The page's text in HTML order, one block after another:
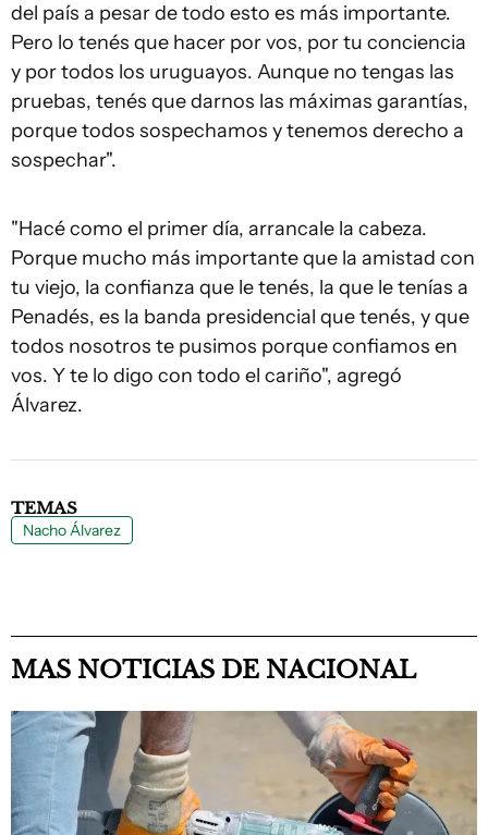
del país a pesar de todo esto es más importante.
Pero lo tenés que hacer por vos, por tu conciencia
y por todos los uruguayos. Aunque no tengas las
pruebas, tenés que darnos las máximas garantías,
porque todos sospechamos y tenemos derecho a
sospechar".
"Hacé como el primer día, arrancale la cabeza.
Porque mucho más importante que la amistad con
tu viejo, la confianza que le tenés, la que le tenías a
Penadés, es la banda presidencial que tenés, y que
todos nosotros te pusimos porque confiamos en
vos. Y te lo digo con todo el cariño", agregó
Álvarez.
TEMAS
Nacho Álvarez
MAS NOTICIAS DE NACIONAL